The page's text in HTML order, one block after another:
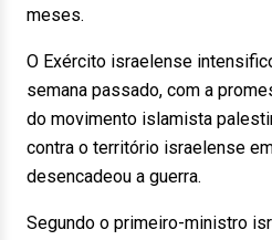
meses.
O Exército israelense
semana passado, com a
do movimento islamista
contra o território israelense
desencadeou a guerra.
Segundo o primeiro-ministro